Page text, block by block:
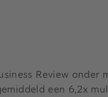
Review onder
een 6,2x